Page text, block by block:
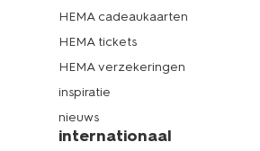
HEMA cadeaukaarten
HEMA tickets
HEMA verzekeringen
inspiratie
nieuws
internationaal